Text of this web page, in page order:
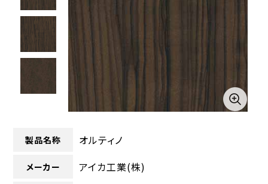
製品名称 オルティノ
メーカー アイカ工業(株)